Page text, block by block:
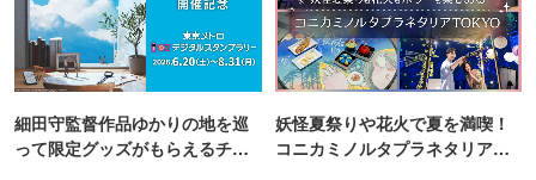
細田守監督作品ゆかりの地を巡
って限定グッズがもらえるチャ
妖怪夏祭りや花火で夏を満喫！
コニカミノルタプラネタリア